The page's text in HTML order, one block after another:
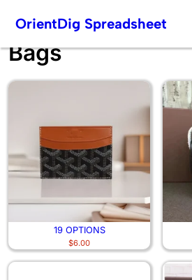
Skip
content
OrientDig Spreadsheet
Bags
19 OPTIONS
$6.00